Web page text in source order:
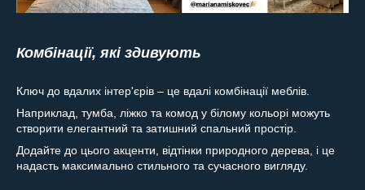
Комбінації, які здивують
Ключ до вдалих інтер'єрів – це вдалі комбінації меблів.
Наприклад, тумба, ліжко та комод у білому кольорі можуть
створити елегантний та затишний спальний простір.
Додайте до цього акценти, відтінки природного дерева, і це
надасть максимально стильного та сучасного вигляду.